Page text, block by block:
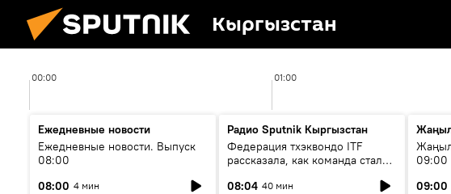
Кыргызстан
00:00 01:00
Ежедневные новости
Ежедневные новости. Выпуск
08:00
08:00 4 мин
Радио Sputnik Кыргызстан
Федерация тхэквондо ITF
рассказала, как команда стала
08:04 40 мин
09:00
09:00